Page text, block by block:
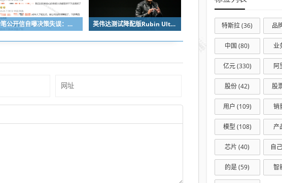
粉笔公开信自曝决策失误：承认鸡贼 蹭热度 舍不得成本想多收钱 英伟达测试降配版Rubin Ultra GPU：HBM短缺下芯片厂商如何破局 特斯拉(36) 品
中国 (80) 业
亿元(330) 阿
股份(42) 股
用户 (109) 销
模型 (108) 产
芯片 (40) 自
的是(59) 智